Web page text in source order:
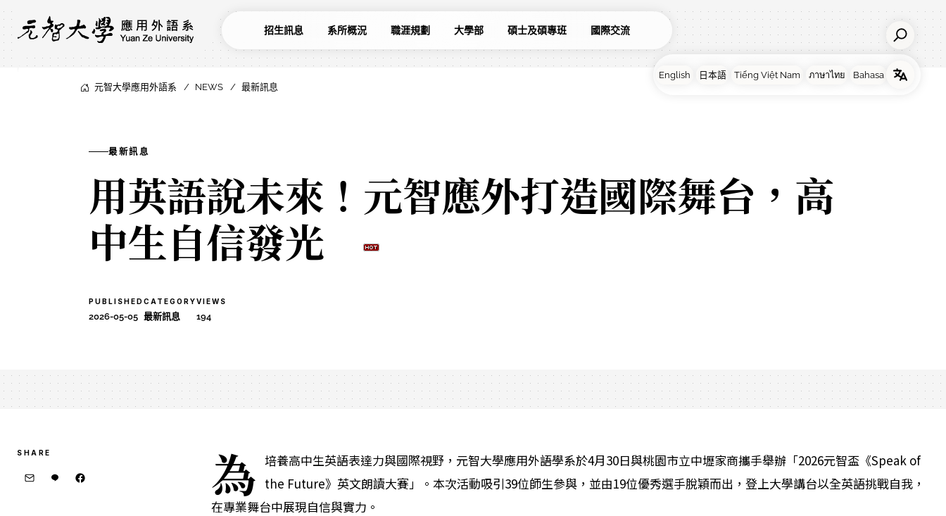
招生訊息 系所概況 職涯規劃 大學部 碩士及碩專班 國際交流
元智大學應用外語系 NEWS 最新訊息
最新訊息
用英語說未來！元智應外打造國際舞台，高
中生自信發光
PUBLISHED
2026-05-05
CATEGORY
最新訊息
VIEWS
194
SHARE 為 培養高中生英語表達力與國際視野，元智大學應用外語學系於4月30日與桃園市立中壢家商攜手舉辦「2026元智盃《Speak of
the Future》英文朗讀大賽」。本次活動吸引39位師生參與，並由19位優秀選手脫穎而出，登上大學講台以全英語挑戰自我，
在專業舞台中展現自信與實力。